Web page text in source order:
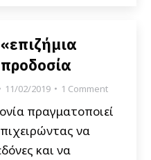
11/02/2019 1 Comment
πραγματοποιεί
να
και να